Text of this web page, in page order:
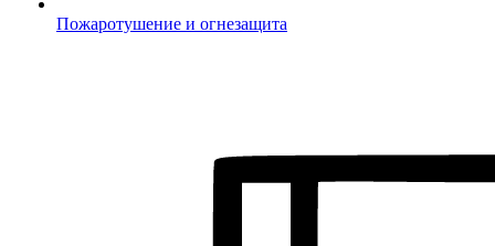
Пожаротушение и огнезащита